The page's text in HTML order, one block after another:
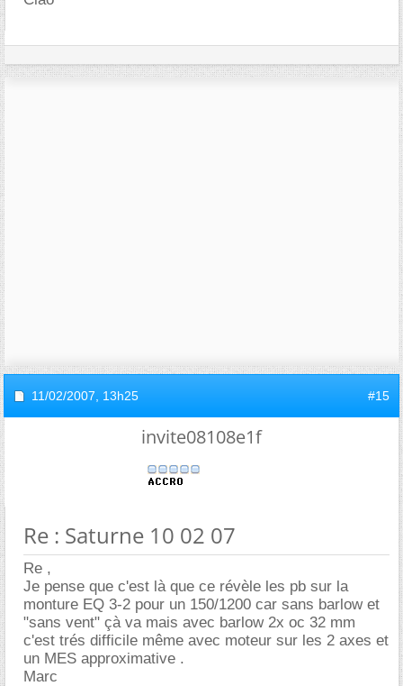
11/02/2007, 13h25 #15
invite08108e1f
Re : Saturne 10 02 07
Re ,
Je pense que c'est là que ce révèle les pb sur la
monture EQ 3-2 pour un 150/1200 car sans barlow et
"sans vent" çà va mais avec barlow 2x oc 32 mm
c'est trés difficile même avec moteur sur les 2 axes et
un MES approximative .
Marc